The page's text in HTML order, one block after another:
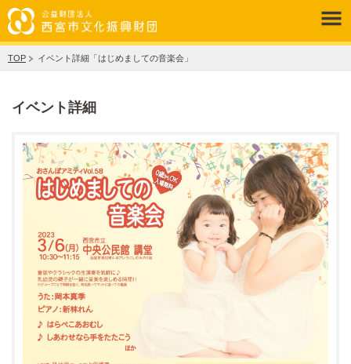
TOP イベント詳細「はじめましての音楽会」
イベント詳細